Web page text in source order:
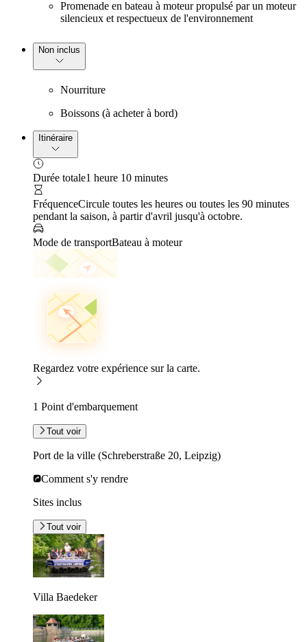
Promenade en bateau à moteur propulsé par un moteur
silencieux et respectueux de l'environnement
Non inclus
Nourriture
Boissons (à acheter à bord)
Itinéraire
Durée totale1 heure 10 minutes
FréquenceCircule toutes les heures ou toutes les 90 minutes
pendant la saison, à partir d'avril jusqu'à octobre.
Mode de transportBateau à moteur
Regardez votre expérience sur la carte.
1 Point d'embarquement
Tout voir
Port de la ville (Schreberstraße 20, Leipzig)
Comment s'y rendre
Sites inclus
Tout voir
Villa Baedeker